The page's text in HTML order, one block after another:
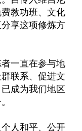
教功班、文化
享这项修炼方
一直在参与地
联系、促进文
成为我们地区
人和平、公开